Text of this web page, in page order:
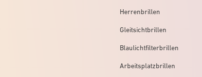
Herrenbrillen
Gleitsichtbrillen
Blaulichtfilterbrillen
Arbeitsplatzbrillen